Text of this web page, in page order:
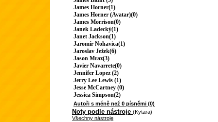
James Horner(1)
James Horner (Avatar)(0)
James Morrison(0)
Janek Ladecký(1)
Janet Jackson(1)
Jaromír Nohavica(1)
Jaroslav Ježek(6)
Jason Mraz(3)
Javier Navarrete(0)
Jennifer Lopez (2)
Jerry Lee Lewis (1)
Jesse McCartney (0)
Jessica Simpson(2)
Autoři s méně než 0 písněmi (0)
Noty podle nástroje (Kytara)
Všechny nástroje